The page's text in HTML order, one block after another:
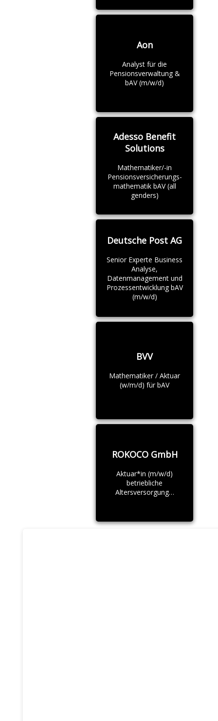
Aon
Analyst für die
Pensionsverwaltung &
bAV (m/w/d)
Adesso Benefit
Solutions
Mathematiker/-in
Pensionsversicherungs-
mathematik bAV (all
genders)
Deutsche Post AG
Senior Experte Business
Analyse,
Datenmanagement und
Prozessentwicklung bAV
(m/w/d)
BVV
Mathematiker / Aktuar
(w/m/d) für bAV
ROKOCO GmbH
Aktuar*in (m/w/d)
betriebliche
Altersversorgung…